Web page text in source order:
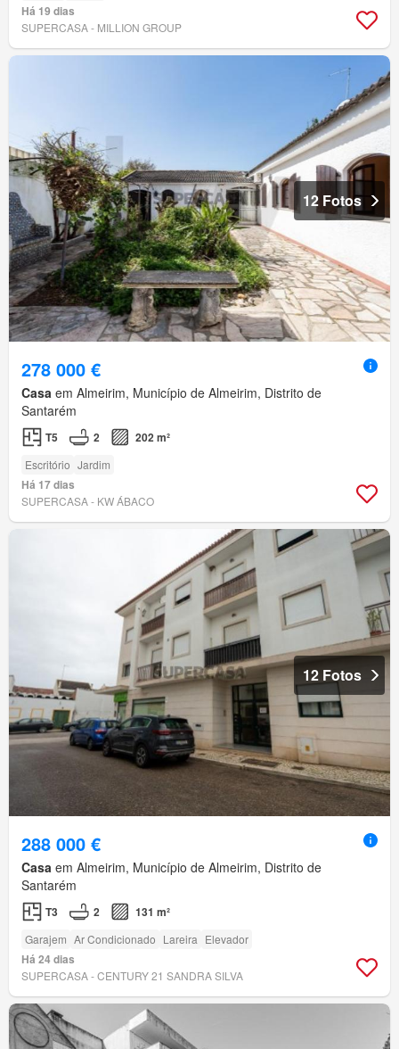
Há 19 dias
SUPERCASA - MILLION GROUP
12 Fotos
278 000 €
Casa em Almeirim, Município de Almeirim, Distrito de
Santarém
T5 2 202 m²
Escritório Jardim
Há 17 dias
SUPERCASA - KW ÁBACO
12 Fotos
288 000 €
Casa em Almeirim, Município de Almeirim, Distrito de
Santarém
T3 2 131 m²
Garajem Ar Condicionado Lareira Elevador
Há 24 dias
SUPERCASA - CENTURY 21 SANDRA SILVA